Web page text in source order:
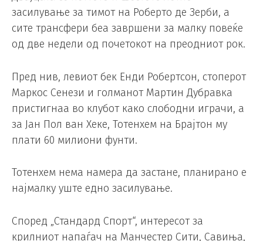
засилување за тимот на Роберто де Зерби, а
сите трансфери беа завршени за малку повеќе
од две недели од почетокот на преодниот рок.
Пред нив, левиот бек Енди Робертсон, стоперот
Маркос Сенези и голманот Мартин Дубравка
пристигнаа во клубот како слободни играчи, а
за Јан Пол ван Хеке, Тотенхем на Брајтон му
плати 60 милиони фунти.
Тотенхем нема намера да застане, планирано е
најмалку уште едно засилување.
Според „Стандард Спорт“, интересот за
крилниот напаѓач на Манчестер Сити, Савиња,